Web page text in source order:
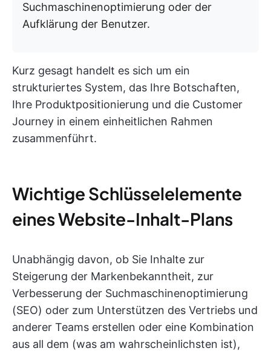
Suchmaschinenoptimierung oder der
Aufklärung der Benutzer.
Kurz gesagt handelt es sich um ein
strukturiertes System, das Ihre Botschaften,
Ihre Produktpositionierung und die Customer
Journey in einem einheitlichen Rahmen
zusammenführt.
Wichtige Schlüsselelemente
eines Website-Inhalt-Plans
Unabhängig davon, ob Sie Inhalte zur
Steigerung der Markenbekanntheit, zur
Verbesserung der Suchmaschinenoptimierung
(SEO) oder zum Unterstützen des Vertriebs und
anderer Teams erstellen oder eine Kombination
aus all dem (was am wahrscheinlichsten ist),